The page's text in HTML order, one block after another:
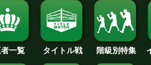
一覧 タイトル戦 階級別特集